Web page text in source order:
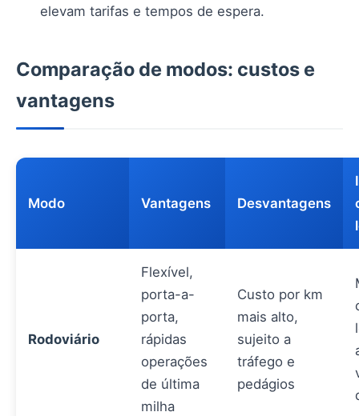
elevam tarifas e tempos de espera.
Comparação de modos: custos e
vantagens
Modo Vantagens Desvantagens
Rodoviário
Flexível,
porta-a-
porta,
rápidas
operações
de última
milha
Custo por km
mais alto,
sujeito a
tráfego e
pedágios